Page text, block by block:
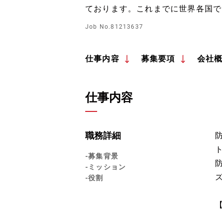
ております。これまでに世界各国
Job No.81213637
仕事内容 募集要項 会社
仕事内容
職務詳細
-募集背景
-ミッション
-役割